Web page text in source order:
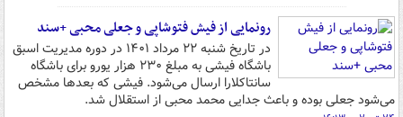
رونمایی از فیش فتوشاپی و جعلی محبی +‌سند
در تاریخ شنبه ۲۲ مرداد ۱۴۰۱ در دوره مدیریت اسبق
باشگاه فیشی به مبلغ ۲۳۰ هزار یورو برای باشگاه
سانتاکلارا ارسال می‌شود. فیشی که بعدها مشخص
می‌شود جعلی بوده و باعث جدایی محمد محبی از استقلال شد.